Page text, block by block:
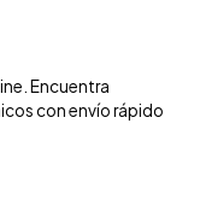
Encuentra
con envío rápido